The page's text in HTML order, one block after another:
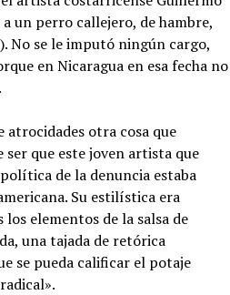
un perro callejero, de hambre,
No se le imputó ningún cargo,
en Nicaragua en esa fecha no
atrocidades otra cosa que
ser que este joven artista que
de la denuncia estaba
Su estilística era
elementos de la salsa de
una tajada de retórica
se pueda calificar el potaje